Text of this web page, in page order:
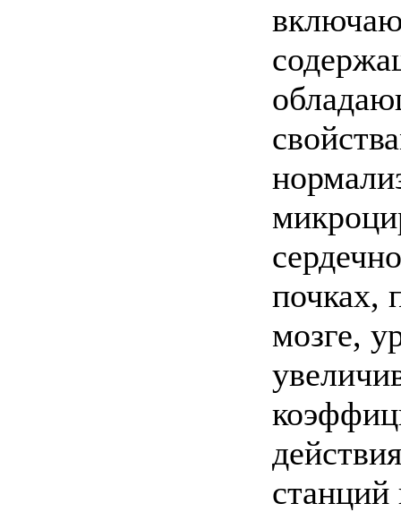
почках,
мозге,
станций